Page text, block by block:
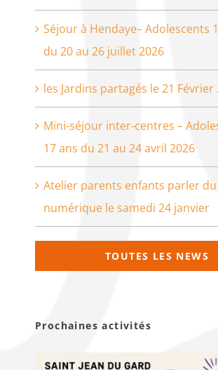
Séjour à Hendaye– Adolescents
du 20 au 26 juillet 2026
les Jardins partagés le 21 Février
Mini-séjour inter-centres –
17 ans du 21 au 24 avril 2026
Atelier parents enfants parler du
numérique le samedi 24 janvier
TOUTES LES NEWS
Prochaines activités